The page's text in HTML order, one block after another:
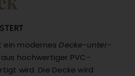
ein modernesDecke-unter-
hochwertiger PVC-
wird. Die Decke wird